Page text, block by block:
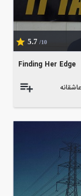
5.7 /10
Finding Her Edge
عاشقانه